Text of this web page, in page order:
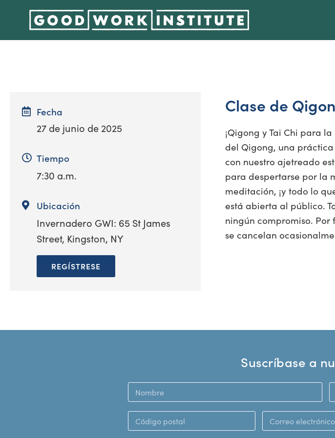
Fecha
27 de junio de 2025
Tiempo
7:30 a.m.
Ubicación
Invernadero GWI: 65 St James
Street, Kingston, NY
REGÍSTRESE
Clase de
¡Qigong y Tai Chi para
del Qigong, una
con nuestro ajetreado
para despertarse por la
meditación, ¡y todo lo
está abierta al público.
ningún compromiso.
se cancelan
Suscríbase a